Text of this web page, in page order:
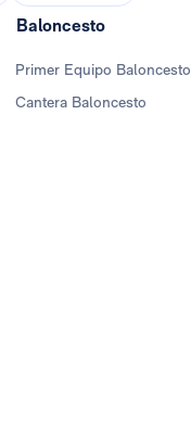
Baloncesto
Primer Equipo Baloncesto
Cantera Baloncesto